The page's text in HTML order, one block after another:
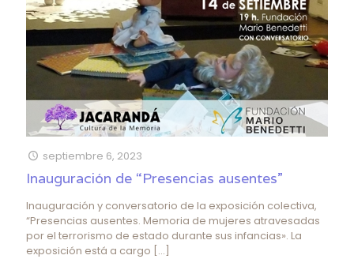
septiembre 6, 2023
Inauguración de “Presencias ausentes”
Inauguración y conversatorio de la exposición colectiva,
“Presencias ausentes. Memoria de mujeres atravesadas
por el terrorismo de estado durante sus infancias». La
exposición está a cargo […]